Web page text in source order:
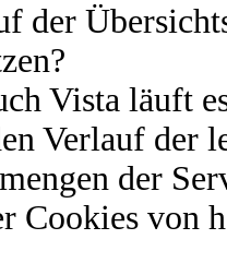
der
Vista läuft
Verlauf der
der
Cookies von